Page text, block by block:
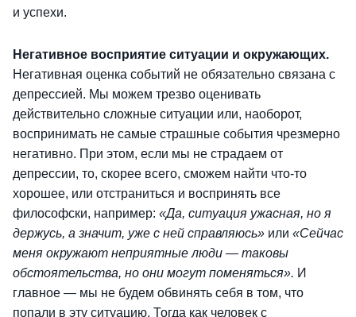
и успехи.
Негативное восприятие ситуации и окружающих.
Негативная оценка событий не обязательно связана с
депрессией. Мы можем трезво оценивать
действительно сложные ситуации или, наоборот,
воспринимать не самые страшные события чрезмерно
негативно. При этом, если мы не страдаем от
депрессии, то, скорее всего, сможем найти что-то
хорошее, или отстраниться и воспринять все
философски, например: «Да, ситуация ужасная, но я
держусь, а значит, уже с ней справляюсь» или «Сейчас
меня окружают неприятные люди — таковы
обстоятельства, но они могут поменяться». И
главное — мы не будем обвинять себя в том, что
попали в эту ситуацию. Тогда как человек с